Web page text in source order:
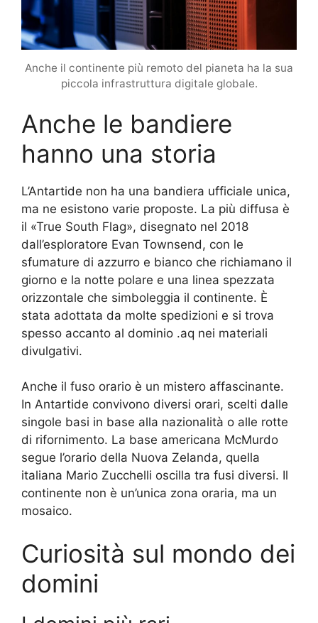
Anche il continente più remoto del pianeta ha la sua
piccola infrastruttura digitale globale.
Anche le bandiere
hanno una storia
L’Antartide non ha una bandiera ufficiale unica,
ma ne esistono varie proposte. La più diffusa è
il «True South Flag», disegnato nel 2018
dall’esploratore Evan Townsend, con le
sfumature di azzurro e bianco che richiamano il
giorno e la notte polare e una linea spezzata
orizzontale che simboleggia il continente. È
stata adottata da molte spedizioni e si trova
spesso accanto al dominio .aq nei materiali
divulgativi.
Anche il fuso orario è un mistero affascinante.
In Antartide convivono diversi orari, scelti dalle
singole basi in base alla nazionalità o alle rotte
di rifornimento. La base americana McMurdo
segue l’orario della Nuova Zelanda, quella
italiana Mario Zucchelli oscilla tra fusi diversi. Il
continente non è un’unica zona oraria, ma un
mosaico.
Curiosità sul mondo dei
domini